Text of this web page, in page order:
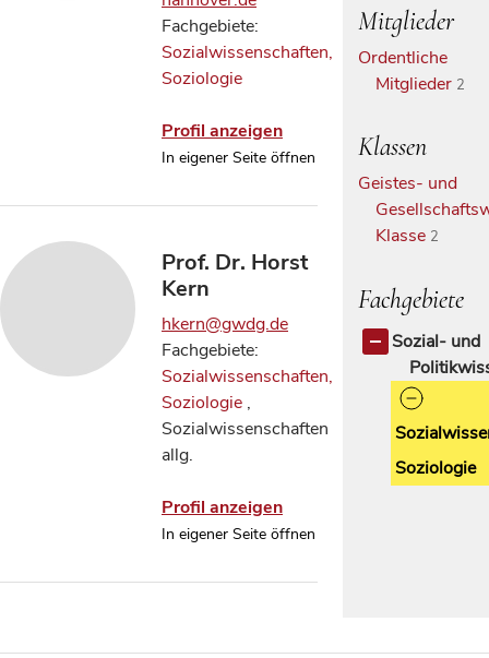
Fachgebiete:
Sozialwissenschaften,
Soziologie
Profil anzeigen
In eigener Seite öffnen
Prof. Dr. Horst
Kern
hkern@gwdg.de
Fachgebiete:
Sozialwissenschaften,
Soziologie ,
Sozialwissenschaften
allg.
Profil anzeigen
In eigener Seite öffnen
Mitglieder
Ordentliche
Mitglieder 2
Klassen
Geistes- und
Klasse 2
Fachgebiete
Sozial- und
Soziologie